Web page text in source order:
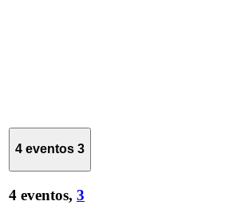
4 eventos 3
4 eventos, 3